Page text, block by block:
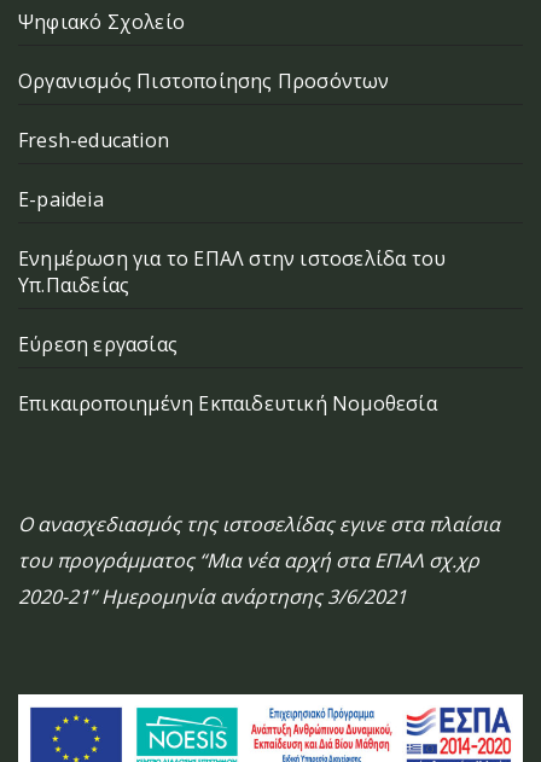
Ψηφιακό Σχολείο
Οργανισμός Πιστοποίησης Προσόντων
Fresh-education
E-paideia
Ενημέρωση για το ΕΠΑΛ στην ιστοσελίδα του
Υπ.Παιδείας
Εύρεση εργασίας
Επικαιροποιημένη Εκπαιδευτική Νομοθεσία
Ο ανασχεδιασμός της ιστοσελίδας εγινε στα πλαίσια
του προγράμματος “Μια νέα αρχή στα ΕΠΑΛ σχ.χρ
2020-21” Ημερομηνία ανάρτησης 3/6/2021